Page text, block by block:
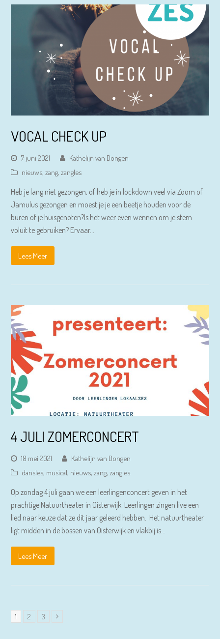
VOCAL CHECK UP
7 juni 2021
Kathelijn van Dongen
nieuws,zang,zangles
Heb je lang niet gezongen, of heb je in lockdown veel via Zoom of
Jamulus gezongen en moest je je een beetje houden voor de
buren of je huisgenoten?Is het weer even wennen om je stem
voluit te gebruiken? Ervaar…
Lees Meer
4 JULI ZOMERCONCERT
18 mei 2021
Kathelijn van Dongen
dansles, musical, nieuws,zang,zangles
Op zondag 4 juli gaan we een leerlingenconcert geven in het
prachtige Natuurtheater in Oisterwijk. Leerlingen zingen live een
lied naar keuze dat ze dit jaar geleerd hebben. Het natuurtheater
ligt midden in de bossen van Oisterwijk en vlakbij is…
Lees Meer
Page
1 Page
2 Page
3 Volgende